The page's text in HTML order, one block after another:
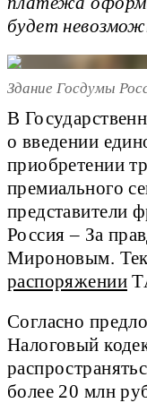
будет
Здание Госдумы
В
о введении
приобретении
премиального
представители
Россия – За
Мироновым.
распоряжении
Согласно
Налоговый
более 20 млн